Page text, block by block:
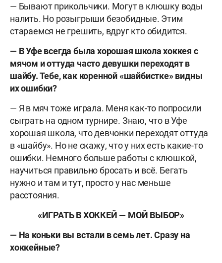
— Бывают прикольчики. Могут в клюшку воды
налить. Но розыгрыши безобидные. Этим
стараемся не грешить, вдруг кто обидится.
— В Уфе всегда была хорошая школа хоккея с
мячом и оттуда часто девушки переходят в
шайбу. Тебе, как коренной «шайбистке» видны
их ошибки?
— Я в мяч тоже играла. Меня как-то попросили
сыграть на одном турнире. Знаю, что в Уфе
хорошая школа, что девчонки переходят оттуда
в «шайбу». Но не скажу, что у них есть какие-то
ошибки. Немного больше работы с клюшкой,
научиться правильно бросать и всё. Бегать
нужно и там и тут, просто у нас меньше
расстояния.
«ИГРАТЬ В ХОККЕЙ — МОЙ ВЫБОР»
— На коньки вы встали в семь лет. Сразу на
хоккейные?